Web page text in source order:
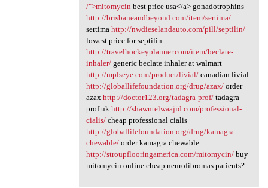
/">mitomycin best price usa</a> gonadotrophins
http://brisbaneandbeyond.com/item/sertima/
sertima http://nwdieselandauto.com/pill/septilin/
lowest price for septilin
http://travelhockeyplanner.com/item/beclate-
inhaler/generic beclate inhaler at walmart
http://mplseye.com/product/livial/canadian livial
http://globallifefoundation.org/drug/azax/order
azax http://doctor123.org/tadagra-prof/tadagra
prof uk http://shawntelwaajid.com/professional-
cialis/cheap professional cialis
http://globallifefoundation.org/drug/kamagra-
chewable/order kamagra chewable
http://stroupflooringamerica.com/mitomycin/buy
mitomycin online cheap neurofibromas patients?